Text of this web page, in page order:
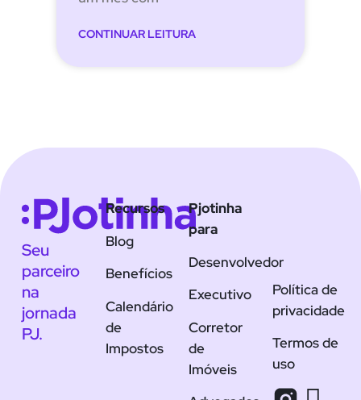
CONTINUAR LEITURA
Seu
parceiro
na
jornada
PJ.
Recursos
Blog
Benefícios
Calendário
de
Impostos
Pjotinha
para
Desenvolvedor
Executivo
Corretor
de
Imóveis
Política de
privacidade
Termos de
uso